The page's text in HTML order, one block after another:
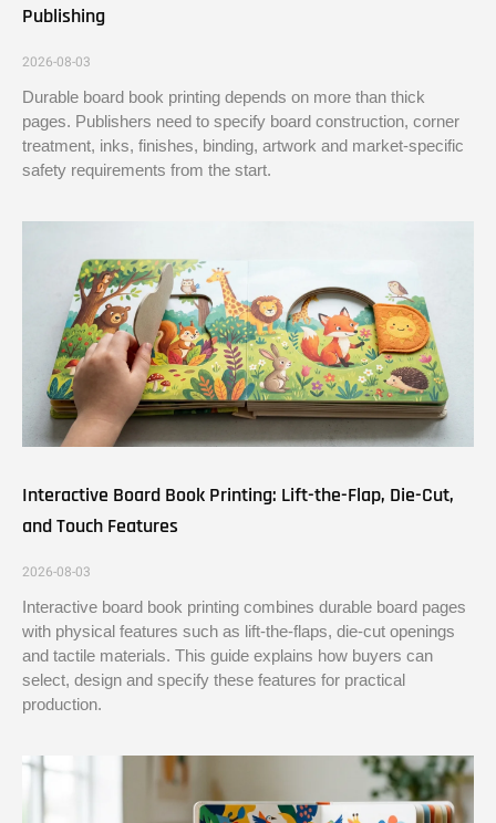
Publishing
2026-08-03
Durable board book printing depends on more than thick
pages. Publishers need to specify board construction, corner
treatment, inks, finishes, binding, artwork and market-specific
safety requirements from the start.
Interactive Board Book Printing: Lift-the-Flap, Die-Cut,
and Touch Features
2026-08-03
Interactive board book printing combines durable board pages
with physical features such as lift-the-flaps, die-cut openings
and tactile materials. This guide explains how buyers can
select, design and specify these features for practical
production.